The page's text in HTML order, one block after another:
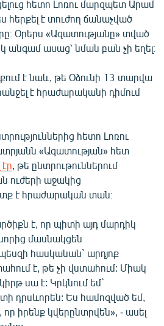
հետո Լոռու մարզպետ Արամ
է տուժող ճանաչված
Օրերս «Ազատությանը» տված
անգամ ասաց՝ նման բան չի եղել։
է նաև, թե Օձունի 13 տարվա
է հրաժարականի դիմում
հետո Լոռու
«Ազատության» հետ
, թե ընտրութուններում
աջակից
է հրաժարական տան։
է, որ պիտի այդ մարդիկ
մասնակցեն
հասկանան` արդյոք
է, թե չի վստահում: Միակ
սա է: Կրկնում եմ`
դրսևորեն: Ես համոզված եմ,
իրենք կվերընտրվեն», - ասել